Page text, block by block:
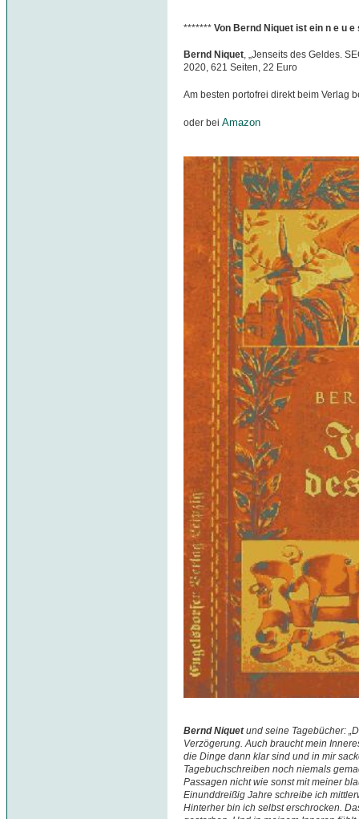
******* Von Bernd Niquet ist ein n e u
Bernd Niquet, „Jenseits des Geldes.
2020, 621 Seiten, 22 Euro
Am besten portofrei direkt beim Verlag
oder bei Amazon
Bernd Niquetund seine Tagebücher:
Verzögerung. Auch braucht mein
die Dinge dann klar sind und in mir
Tagebuchschreiben noch niemals
Passagen nicht wie sonst mit meiner
Einunddreißig Jahre schreibe ich
Hinterher bin ich selbst erschrocken.